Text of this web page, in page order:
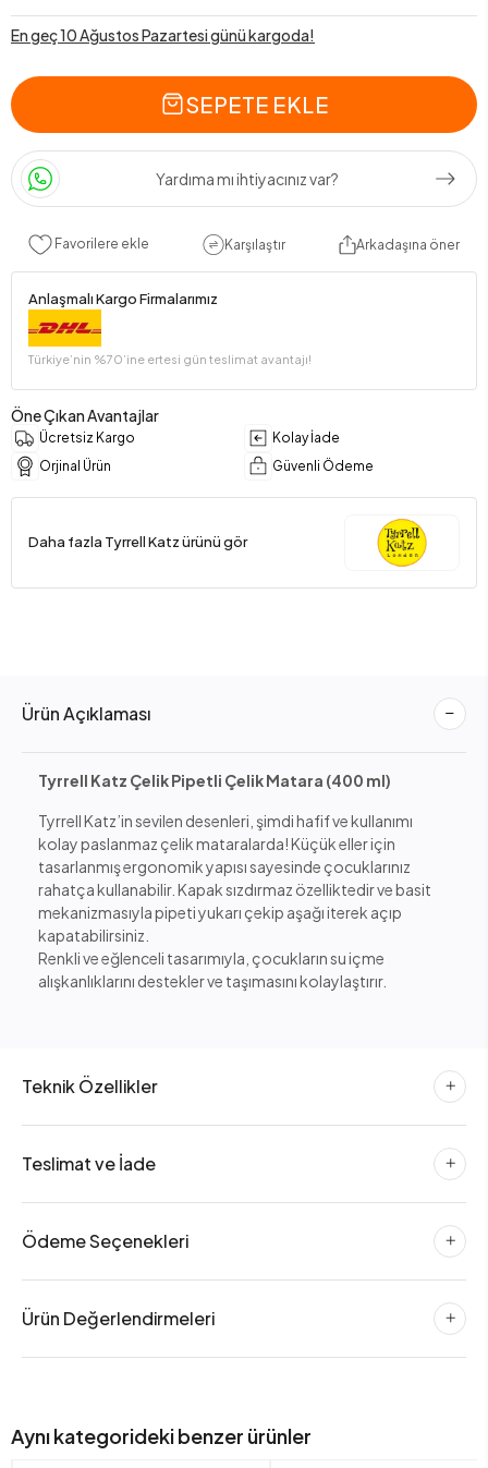
En geç 10 Ağustos Pazartesi günü kargoda!
SEPETE EKLE
Yardıma mı ihtiyacınız var?
Favorilere ekle Karşılaştır Arkadaşına öner
Anlaşmalı Kargo Firmalarımız
Türkiye’nin %70’ine ertesi gün teslimat avantajı!
Öne Çıkan Avantajlar
Ücretsiz Kargo
Kolay İade
Orjinal Ürün
Güvenli Ödeme
Daha fazla Tyrrell Katz ürünü gör
Ürün Açıklaması
Tyrrell Katz Çelik Pipetli Çelik Matara (400 ml)
Tyrrell Katz’in sevilen desenleri, şimdi hafif ve kullanımı
kolay paslanmaz çelik mataralarda! Küçük eller için
tasarlanmış ergonomik yapısı sayesinde çocuklarınız
rahatça kullanabilir. Kapak sızdırmaz özelliktedir ve basit
mekanizmasıyla pipeti yukarı çekip aşağı iterek açıp
kapatabilirsiniz.
Renkli ve eğlenceli tasarımıyla, çocukların su içme
alışkanlıklarını destekler ve taşımasını kolaylaştırır.
Teknik Özellikler
Teslimat ve İade
Ödeme Seçenekleri
Ürün Değerlendirmeleri
Aynı kategorideki benzer ürünler